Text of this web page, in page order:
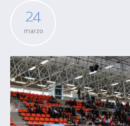
24
marzo